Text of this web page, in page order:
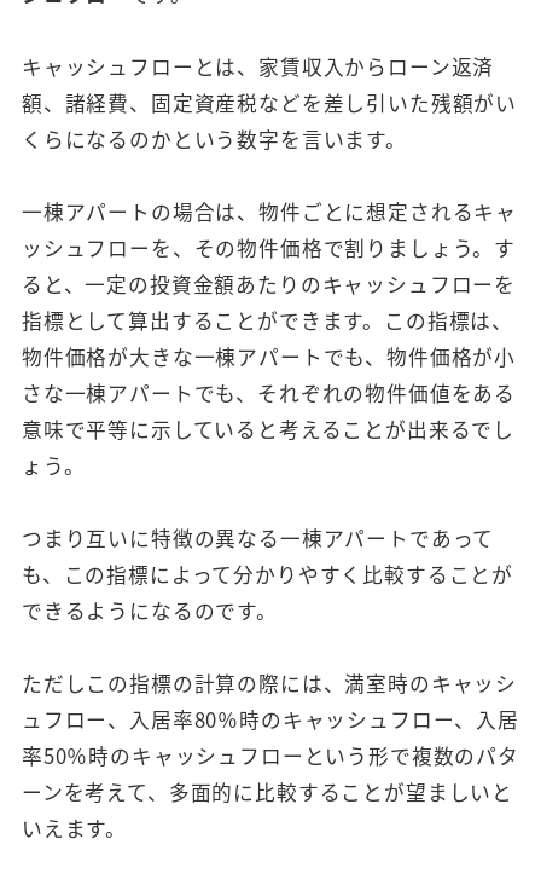
キャッシュフローとは、家賃収入からローン返済
額、諸経費、固定資産税などを差し引いた残額がい
くらになるのかという数字を言います。
一棟アパートの場合は、物件ごとに想定されるキャ
ッシュフローを、その物件価格で割りましょう。す
ると、一定の投資金額あたりのキャッシュフローを
指標として算出することができます。この指標は、
物件価格が大きな一棟アパートでも、物件価格が小
さな一棟アパートでも、それぞれの物件価値をある
意味で平等に示していると考えることが出来るでし
ょう。
つまり互いに特徴の異なる一棟アパートであって
も、この指標によって分かりやすく比較することが
できるようになるのです。
ただしこの指標の計算の際には、満室時のキャッシ
ュフロー、入居率80％時のキャッシュフロー、入居
率50％時のキャッシュフローという形で複数のパタ
ーンを考えて、多面的に比較することが望ましいと
いえます。